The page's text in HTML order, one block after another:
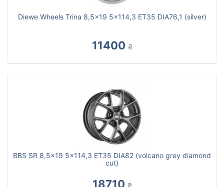
Diewe Wheels Trina 8,5x19 5x114,3 ET35 DIA76,1 (silver)
11400 ₴
BBS SR 8,5x19 5x114,3 ET35 DIA82 (volcano grey diamond
cut)
18710 ₴